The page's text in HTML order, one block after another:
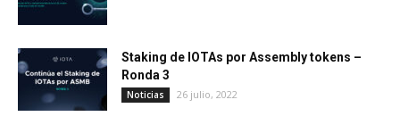
Staking de IOTAs por Assembly tokens –
Ronda 3
Noticias 26 julio, 2022